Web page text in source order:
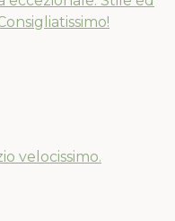
velocissimo.